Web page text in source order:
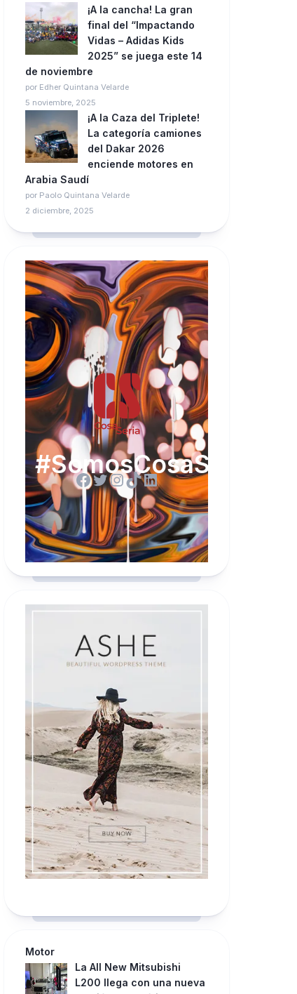
¡A la cancha! La gran
final del “Impactando
Vidas – Adidas Kids
2025” se juega este 14
de noviembre
por Edher Quintana Velarde
5 noviembre, 2025
¡A la Caza del Triplete!
La categoría camiones
del Dakar 2026
enciende motores en
Arabia Saudí
por Paolo Quintana Velarde
2 diciembre, 2025
#SomosCosaSeria
Facebook
Twitter
Instagram
TikTok
LinkedIn
Motor
La All New Mitsubishi
L200 llega con una nueva